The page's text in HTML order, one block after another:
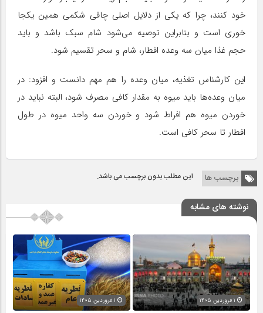
خود کنند، چرا که یکی از دلایل اصلی چاقی شکمی همین یکجا
خوری است و بنابراین توصیه می‌شود شام سبک باشد و باید
حجم غذا میان سه وعده افطار، شام و سحر تقسیم شود.
این کارشناس تغذیه، میان وعده را هم مهم دانست و افزود: در
میان وعده‌ها باید میوه به مقدار کافی مصرف شود، البته نباید در
خوردن میوه هم افراط شود و خوردن سه واحد میوه در طول
افطار تا سحر کافی است.
برچسب ها این مطلب بدون برچسب می باشد.
نوشته های مشابه